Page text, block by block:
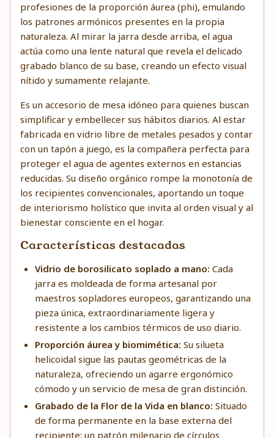
profesiones de la proporción áurea (phi), emulando
los patrones armónicos presentes en la propia
naturaleza. Al mirar la jarra desde arriba, el agua
actúa como una lente natural que revela el delicado
grabado blanco de su base, creando un efecto visual
nítido y sumamente relajante.
Es un accesorio de mesa idóneo para quienes buscan
simplificar y embellecer sus hábitos diarios. Al estar
fabricada en vidrio libre de metales pesados y contar
con un tapón a juego, es la compañera perfecta para
proteger el agua de agentes externos en estancias
reducidas. Su diseño orgánico rompe la monotonía de
los recipientes convencionales, aportando un toque
de interiorismo holístico que invita al orden visual y al
bienestar consciente en el hogar.
Características destacadas
Vidrio de borosilicato soplado a mano: Cada
jarra es moldeada de forma artesanal por
maestros sopladores europeos, garantizando una
pieza única, extraordinariamente ligera y
resistente a los cambios térmicos de uso diario.
Proporción áurea y biomimética: Su silueta
helicoidal sigue las pautas geométricas de la
naturaleza, ofreciendo un agarre ergonómico
cómodo y un servicio de mesa de gran distinción.
Grabado de la Flor de la Vida en blanco: Situado
de forma permanente en la base externa del
recipiente; un patrón milenario de círculos